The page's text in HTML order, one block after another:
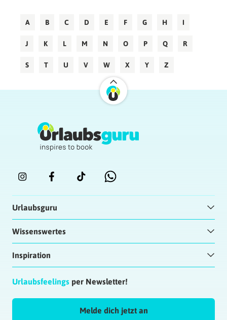
A B C D E F G H I
J K L M N O P Q R
S T U V W X Y Z
Urlaubsguru
Wissenswertes
Inspiration
Urlaubsfeelings per Newsletter!
Melde dich jetzt an